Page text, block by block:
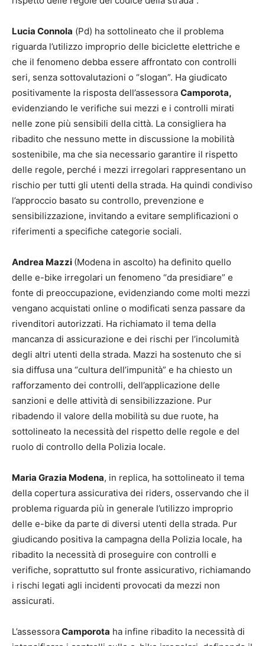
Lucia Connola (Pd) ha sottolineato che il problema
riguarda l’utilizzo improprio delle biciclette elettriche e
che il fenomeno debba essere affrontato con controlli
seri, senza sottovalutazioni o “slogan”. Ha giudicato
positivamente la risposta dell’assessora Camporota,
evidenziando le verifiche sui mezzi e i controlli mirati
nelle zone più sensibili della città. La consigliera ha
ribadito che nessuno mette in discussione la mobilità
sostenibile, ma che sia necessario garantire il rispetto
delle regole, perché i mezzi irregolari rappresentano un
rischio per tutti gli utenti della strada. Ha quindi condiviso
l’approccio basato su controllo, prevenzione e
sensibilizzazione, invitando a evitare semplificazioni o
riferimenti a specifiche categorie sociali.
Andrea Mazzi (Modena in ascolto) ha definito quello
delle e-bike irregolari un fenomeno “da presidiare” e
fonte di preoccupazione, evidenziando come molti mezzi
vengano acquistati online o modificati senza passare da
rivenditori autorizzati. Ha richiamato il tema della
mancanza di assicurazione e dei rischi per l’incolumità
degli altri utenti della strada. Mazzi ha sostenuto che si
sia diffusa una “cultura dell’impunità” e ha chiesto un
rafforzamento dei controlli, dell’applicazione delle
sanzioni e delle attività di sensibilizzazione. Pur
ribadendo il valore della mobilità su due ruote, ha
sottolineato la necessità del rispetto delle regole e del
ruolo di controllo della Polizia locale.
Maria Grazia Modena, in replica, ha sottolineato il tema
della copertura assicurativa dei riders, osservando che il
problema riguarda più in generale l’utilizzo improprio
delle e-bike da parte di diversi utenti della strada. Pur
giudicando positiva la campagna della Polizia locale, ha
ribadito la necessità di proseguire con controlli e
verifiche, soprattutto sul fronte assicurativo, richiamando
i rischi legati agli incidenti provocati da mezzi non
assicurati.
L’assessoraCamporota ha infine ribadito la necessità di